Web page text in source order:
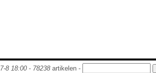
7-8 18:00- 78238artikelen -